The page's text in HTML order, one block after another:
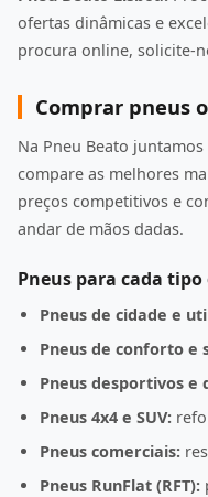
ofertas dinâmicas e
procura online, solicite-
Comprar pneus
Na Pneu Beato
compare as melhores
preços competitivos e
andar de mãos dadas.
Pneus para cada
Pneus de cidade e
Pneus de conforto e
Pneus desportivos e
Pneus 4x4 e SUV:
Pneus comerciais:
Pneus RunFlat (RFT):